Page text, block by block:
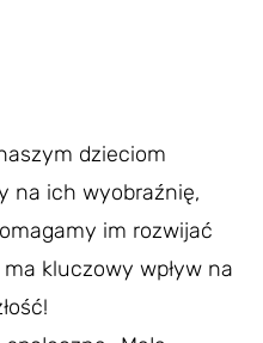
dzieciom
na ich wyobraźnię,
im rozwijać
kluczowy wpływ na